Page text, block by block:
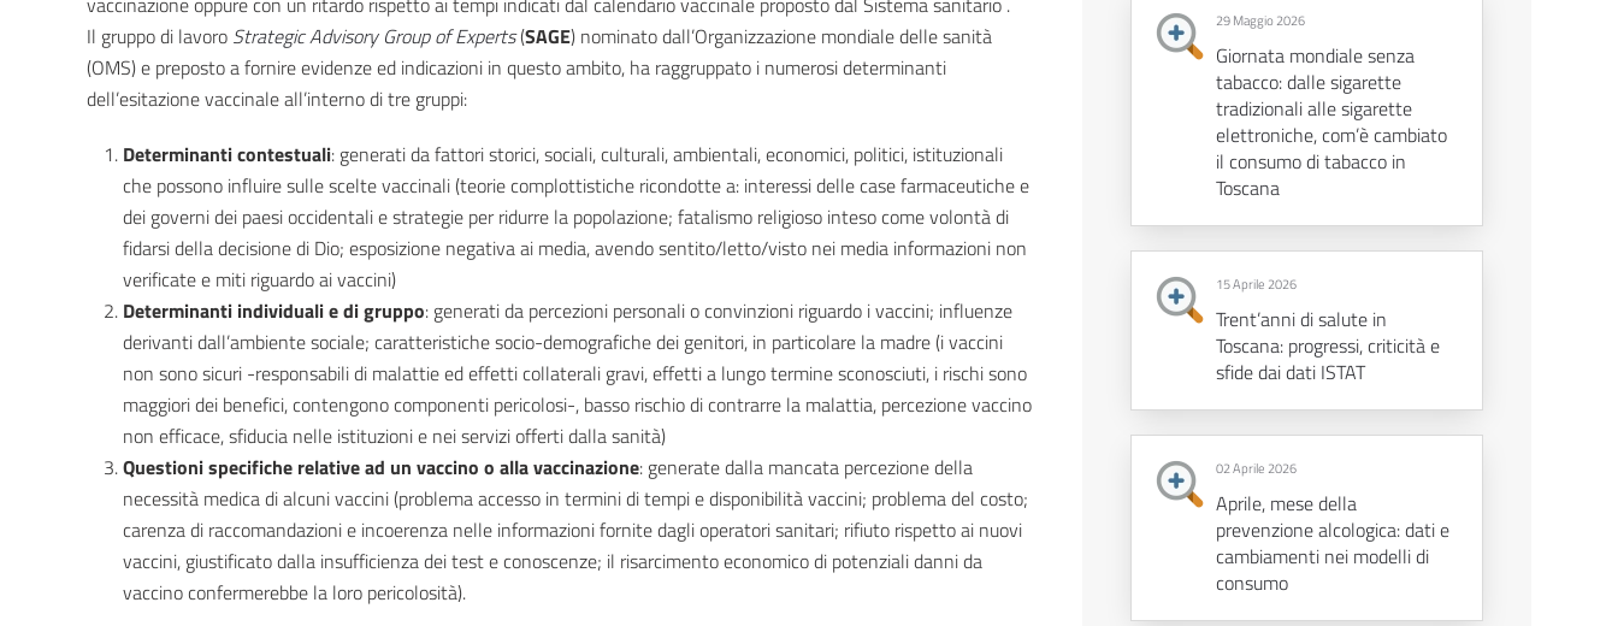
Il gruppo di lavoro Strategic Advisory Group of Experts(SAGE) nominato dall’Organizzazione mondiale delle sanità
(OMS) e preposto a fornire evidenze ed indicazioni in questo ambito, ha raggruppato i numerosi determinanti
dell’esitazione vaccinale all’interno di tre gruppi:
Determinanti contestuali: generati da fattori storici, sociali, culturali, ambientali, economici, politici, istituzionali
che possono influire sulle scelte vaccinali (teorie complottistiche ricondotte a: interessi delle case farmaceutiche e
dei governi dei paesi occidentali e strategie per ridurre la popolazione; fatalismo religioso inteso come volontà di
fidarsi della decisione di Dio; esposizione negativa ai media, avendo sentito/letto/visto nei media informazioni non
verificate e miti riguardo ai vaccini)
Determinanti individuali e di gruppo: generati da percezioni personali o convinzioni riguardo i vaccini; influenze
derivanti dall’ambiente sociale; caratteristiche socio-demografiche dei genitori, in particolare la madre (i vaccini
non sono sicuri -responsabili di malattie ed effetti collaterali gravi, effetti a lungo termine sconosciuti, i rischi sono
maggiori dei benefici, contengono componenti pericolosi-, basso rischio di contrarre la malattia, percezione vaccino
non efficace, sfiducia nelle istituzioni e nei servizi offerti dalla sanità)
Questioni specifiche relative ad un vaccino o alla vaccinazione: generate dalla mancata percezione della
necessità medica di alcuni vaccini (problema accesso in termini di tempi e disponibilità vaccini; problema del costo;
carenza di raccomandazioni e incoerenza nelle informazioni fornite dagli operatori sanitari; rifiuto rispetto ai nuovi
vaccini, giustificato dalla insufficienza dei test e conoscenze; il risarcimento economico di potenziali danni da
vaccino confermerebbe la loro pericolosità).
29 Maggio 2026
Giornata mondiale senza
tabacco: dalle sigarette
tradizionali alle sigarette
elettroniche, com’è cambiato
il consumo di tabacco in
Toscana
15 Aprile 2026
Trent’anni di salute in
Toscana: progressi, criticità e
sfide dai dati ISTAT
02 Aprile 2026
Aprile, mese della
prevenzione alcologica: dati e
cambiamenti nei modelli di
consumo